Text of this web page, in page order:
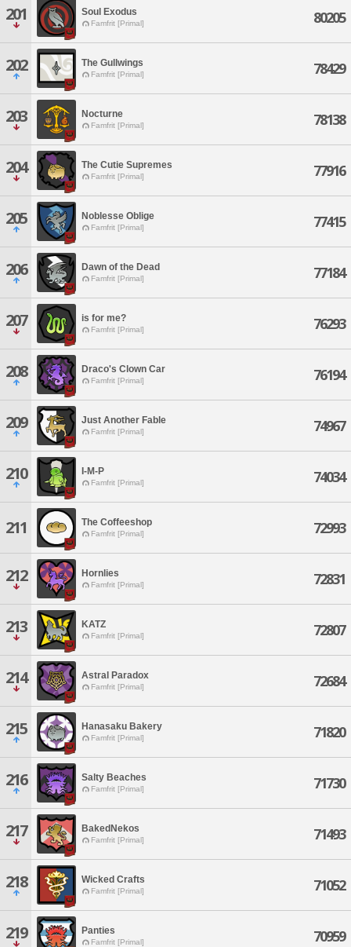
201 Soul Exodus
Famfrit [Primal] 80205
202 The Gullwings
Famfrit [Primal] 78429
203 Nocturne
Famfrit [Primal] 78138
204 The Cutie Supremes
Famfrit [Primal] 77916
205 Noblesse Oblige
Famfrit [Primal] 77415
206 Dawn of the Dead
Famfrit [Primal] 77184
207 is for me?
Famfrit [Primal] 76293
208 Draco's Clown Car
Famfrit [Primal] 76194
209 Just Another Fable
Famfrit [Primal] 74967
210 I-M-P
Famfrit [Primal] 74034
211 The Coffeeshop
Famfrit [Primal] 72993
212 Hornlies
Famfrit [Primal] 72831
213 KATZ
Famfrit [Primal] 72807
214 Astral Paradox
Famfrit [Primal] 72684
215 Hanasaku Bakery
Famfrit [Primal] 71820
216 Salty Beaches
Famfrit [Primal] 71730
217 BakedNekos
Famfrit [Primal] 71493
218 Wicked Crafts
Famfrit [Primal] 71052
219 Panties
Famfrit [Primal] 70959